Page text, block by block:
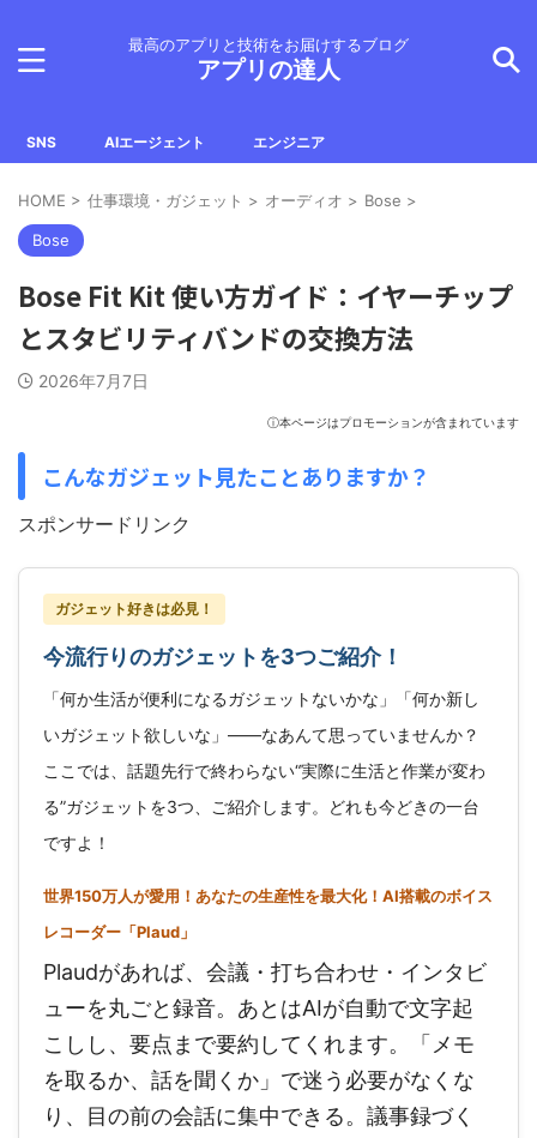
最高のアプリと技術をお届けするブログ
アプリの達人
SNS AIエージェント エンジニア
HOME > 仕事環境・ガジェット > オーディオ > Bose >
Bose
Bose Fit Kit 使い方ガイド：イヤーチップ
とスタビリティバンドの交換方法
2026年7月7日
ⓘ本ページはプロモーションが含まれています
こんなガジェット見たことありますか？
スポンサードリンク
ガジェット好きは必見！
今流行りのガジェットを3つご紹介！
「何か生活が便利になるガジェットないかな」「何か新し
いガジェット欲しいな」——なあんて思っていませんか？
ここでは、話題先行で終わらない“実際に生活と作業が変わ
る”ガジェットを3つ、ご紹介します。どれも今どきの一台
ですよ！
世界150万人が愛用！あなたの生産性を最大化！AI搭載のボイス
レコーダー「Plaud」
Plaudがあれば、会議・打ち合わせ・インタビ
ューを丸ごと録音。あとはAIが自動で文字起
こしし、要点まで要約してくれます。「メモ
を取るか、話を聞くか」で迷う必要がなくな
り、目の前の会話に集中できる。議事録づく